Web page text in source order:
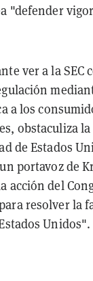
"defender
ver a la
a los
obstaculiza
de Estados
portavoz de
acción del
resolver la
Unidos".